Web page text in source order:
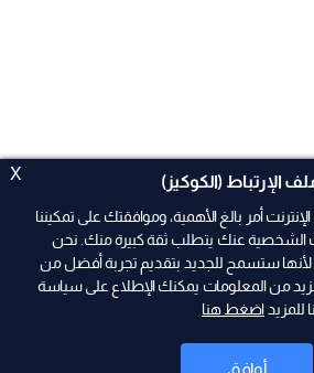
X الإرتباط (الكوكيز)
أمر بالغ الأهمية، وموافقتك على تمكيننا
عنك يتطلب ثقة كبيرة منك. نحن
ستسمح للجديد بتقديم تجربة أفضل من
من المعلومات يمكنك الإطلاع على سياسة
اضغط هنا
أوافق
ad